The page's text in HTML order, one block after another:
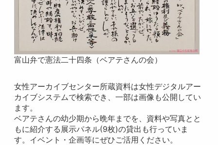
富山弁で憲法二十四条（ベアテさんの会）
女性アーカイブセンター所蔵資料は女性デジタルアー
カイブシステムで検索でき、一部は画像も公開してい
ます。
ベアテさんの幼少期から晩年までを、資料や写真とと
もに紹介する展示パネル(9枚)の貸出も行っていま
す。イベント・企画等にぜひご活用ください。